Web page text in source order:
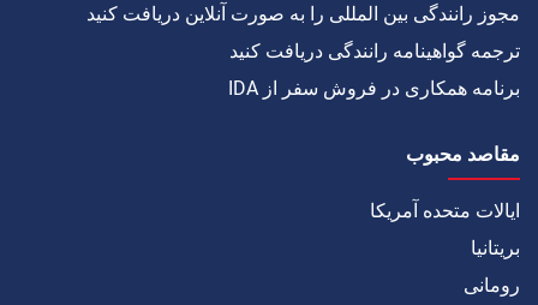
مجوز رانندگی بین المللی را به صورت آنلاین دریافت کنید
ترجمه گواهینامه رانندگی دریافت کنید
برنامه همکاری در فروش سفر از IDA
مقاصد محبوب
ایالات متحده آمریکا
بریتانیا
رومانی